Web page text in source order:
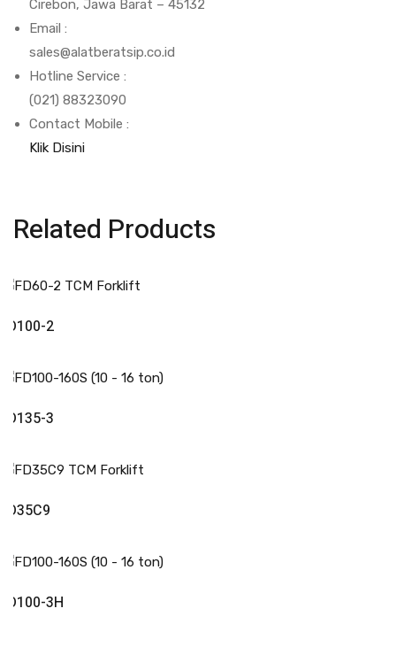
Cirebon, Jawa Barat – 45132
Email :
sales@alatberatsip.co.id
Hotline Service :
(021) 88323090
Contact Mobile :
Klik Disini
Related Products
FD100-2
FD135-3
FD35C9
FD100-3H